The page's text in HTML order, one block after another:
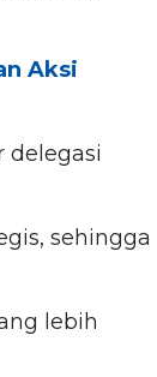
Aksi
delegasi
sehingga
lebih